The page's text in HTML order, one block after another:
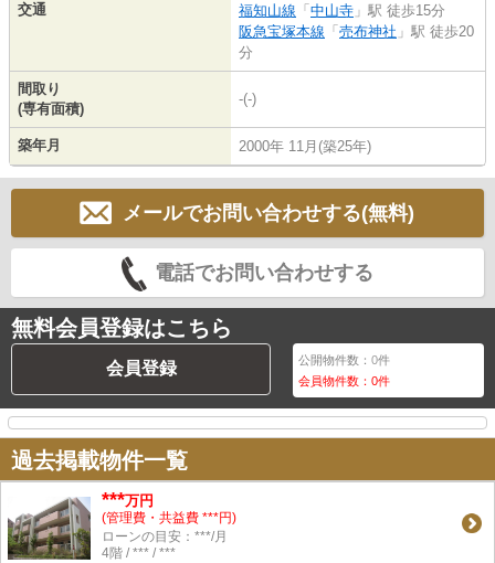
交通
福知山線 「 中山寺 」駅 徒歩15分
阪急宝塚本線 「 売布神社 」駅 徒歩20
分
間取り
(専有面積)
-(-)
築年月 2000年 11月(築25年)
メールでお問い合わせする(無料)
電話でお問い合わせする
無料会員登録はこちら
会員登録 公開物件数：0件
会員物件数：0件
過去掲載物件一覧
***万円
(管理費・共益費 ***円)
ローンの目安：***/月
4階 / *** / ***